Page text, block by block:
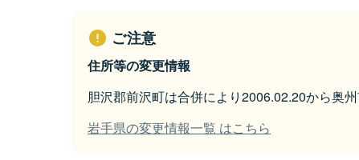
ご注意
住所等の変更情報
胆沢郡前沢町は合併により2006.02.20から奥
岩手県の変更情報一覧 はこちら